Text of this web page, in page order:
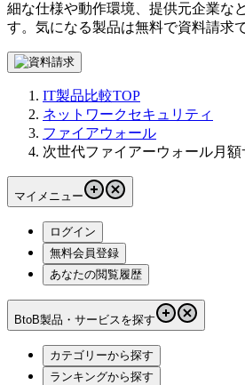
細な仕様や動作環境、提供元企業な
す。気になる製品は無料で資料請求
IT製品比較TOP
ネットワークセキュリティ
ファイアウォール
次世代ファイアーウォール月
マイメニュー
ログイン
無料会員登録
あなたの閲覧履歴
BtoB製品・サービスを探す
カテゴリーから探す
ランキングから探す